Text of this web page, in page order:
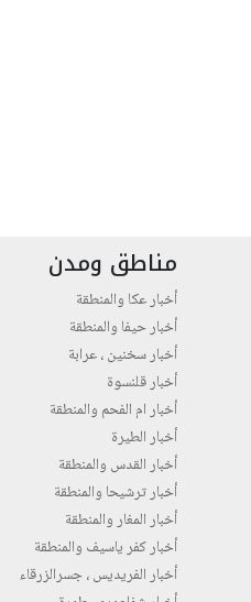
مناطق ومدن
أخبار عكا والمنطقة
أخبار حيفا والمنطقة
أخبار سخنين ، عرابة
أخبار قلنسوة
أخبار ام الفحم والمنطقة
أخبار الطيرة
أخبار القدس والمنطقة
أخبار ترشيحا والمنطقة
أخبار المغار والمنطقة
أخبار كفر ياسيف والمنطقة
أخبار الفريديس ، جسرالزرقاء